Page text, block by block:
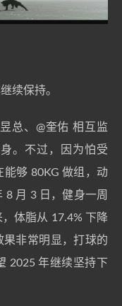
续保持。
总、 @奎佑 相互监
。不过，因为怕受
够 80KG 做组，动
月 3 日，健身一周
体脂从 17.4% 下降
果非常明显，打球的
2025 年继续坚持下